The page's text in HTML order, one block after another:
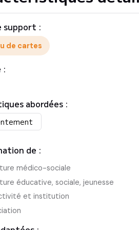
support :
de cartes
:
abordées :
de :
médico-sociale
éducative, sociale, jeunesse
et institution